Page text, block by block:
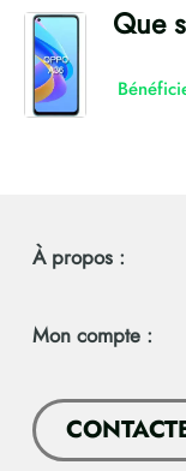
Que
À propos :
Mon compte :